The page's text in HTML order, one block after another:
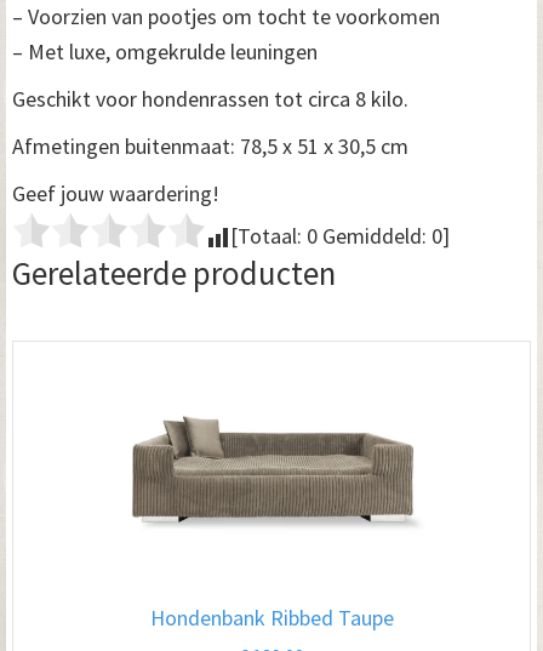
– Voorzien van pootjes om tocht te voorkomen
– Met luxe, omgekrulde leuningen
Geschikt voor hondenrassen tot circa 8 kilo.
Afmetingen buitenmaat: 78,5 x 51 x 30,5 cm
Geef jouw waardering!
[Totaal: 0 Gemiddeld: 0]
Gerelateerde producten
Hondenbank Ribbed Taupe